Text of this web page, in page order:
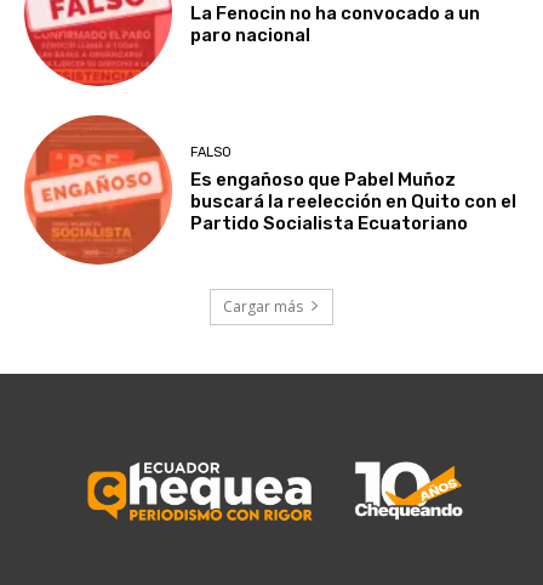
La Fenocin no ha convocado a un
paro nacional
FALSO
Es engañoso que Pabel Muñoz
buscará la reelección en Quito con el
Partido Socialista Ecuatoriano
Cargar más